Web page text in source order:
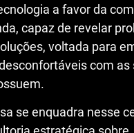
a favor da
capaz de revelar
voltada para
com as
se enquadra nesse